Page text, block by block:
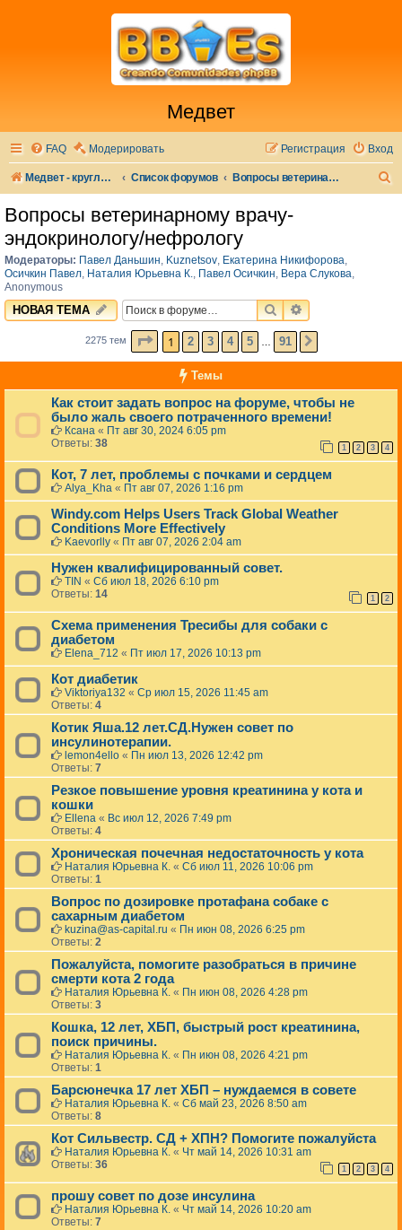
Медвет
FAQ Модерировать Вход
Регистрация
Медвет - круглосуточная ветеринарная клиника в Москве Список форумов Вопросы ветеринарному врачу-эндокринологу/нефрологу
Вопросы ветеринарному врачу-
эндокринологу/нефрологу
Модераторы: Павел Даньшин, Kuznetsov, Екатерина Никифорова,
Осичкин Павел, Наталия Юрьевна К., Павел Осичкин, Вера Слукова,
Anonymous
НОВАЯ ТЕМА ПОИСКРАСШИРЕННЫЙ
2275 тем СТРАНИЦА ИЗ91
1 2 3 4 5 91
Темы
Как стоит задать вопрос на форуме, чтобы не
было жаль своего потраченного времени!
Ксана « Пт авг 30, 2024 6:05 pm
Ответы: 38 1 2 3 4
Кот, 7 лет, проблемы с почками и сердцем
Alya_Kha « Пт авг 07, 2026 1:16 pm
Windy.com Helps Users Track Global Weather
Conditions More Effectively
Kaevorlly « Пт авг 07, 2026 2:04 am
Нужен квалифицированный совет.
TIN « Сб июл 18, 2026 6:10 pm
Ответы: 14 1 2
Схема применения Тресибы для собаки с
диабетом
Elena_712 « Пт июл 17, 2026 10:13 pm
Кот диабетик
Viktoriya132 « Ср июл 15, 2026 11:45 am
Ответы: 4
Котик Яша.12 лет.СД.Нужен совет по
инсулинотерапии.
lemon4ello « Пн июл 13, 2026 12:42 pm
Ответы: 7
Резкое повышение уровня креатинина у кота и
кошки
Ellena « Вс июл 12, 2026 7:49 pm
Ответы: 4
Хроническая почечная недостаточность у кота
Наталия Юрьевна К. « Сб июл 11, 2026 10:06 pm
Ответы: 1
Вопрос по дозировке протафана собаке с
сахарным диабетом
kuzina@as-capital.ru « Пн июн 08, 2026 6:25 pm
Ответы: 2
Пожалуйста, помогите разобраться в причине
смерти кота 2 года
Наталия Юрьевна К. « Пн июн 08, 2026 4:28 pm
Ответы: 3
Кошка, 12 лет, ХБП, быстрый рост креатинина,
поиск причины.
Наталия Юрьевна К. « Пн июн 08, 2026 4:21 pm
Ответы: 1
Барсюнечка 17 лет ХБП – нуждаемся в совете
Наталия Юрьевна К. « Сб май 23, 2026 8:50 am
Ответы: 8
Кот Сильвестр. СД + ХПН? Помогите пожалуйста
Наталия Юрьевна К. « Чт май 14, 2026 10:31 am
Ответы: 36 1 2 3 4
прошу совет по дозе инсулина
Наталия Юрьевна К. « Чт май 14, 2026 10:20 am
Ответы: 7